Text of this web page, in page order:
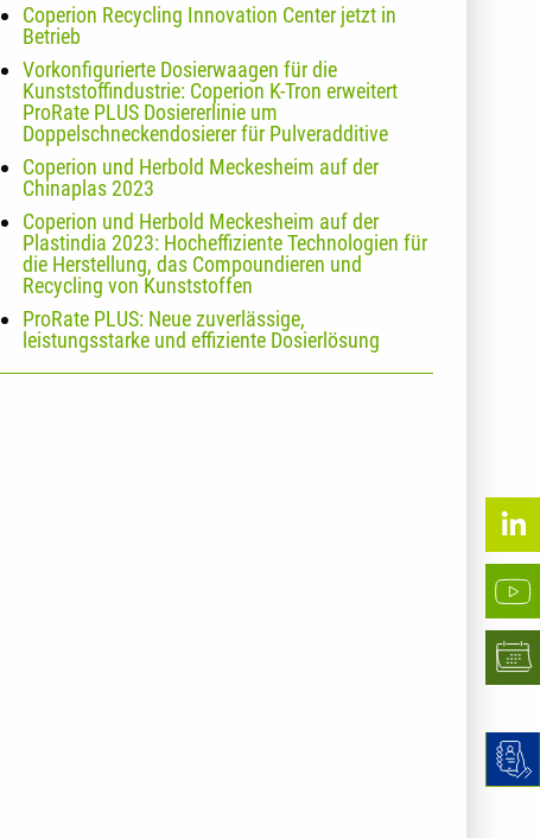
Coperion Recycling Innovation Center jetzt in
Betrieb
Vorkonfigurierte Dosierwaagen für die
Kunststoffindustrie: Coperion K-Tron erweitert
ProRate PLUS Dosiererlinie um
Doppelschneckendosierer für Pulveradditive
Coperion und Herbold Meckesheim auf der
Chinaplas 2023
Coperion und Herbold Meckesheim auf der
Plastindia 2023: Hocheffiziente Technologien für
die Herstellung, das Compoundieren und
Recycling von Kunststoffen
ProRate PLUS: Neue zuverlässige,
leistungsstarke und effiziente Dosierlösung